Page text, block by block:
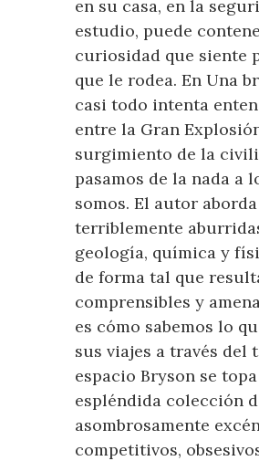
en su casa, en la
estudio, puede
curiosidad que siente
que le rodea. En Una
casi todo intenta
entre la Gran
surgimiento de la
pasamos de la nada a
somos. El autor
terriblemente
geología, química y
de forma tal que
comprensibles y
es cómo sabemos lo
sus viajes a través del
espacio Bryson se
espléndida colección
asombrosamente
competitivos,